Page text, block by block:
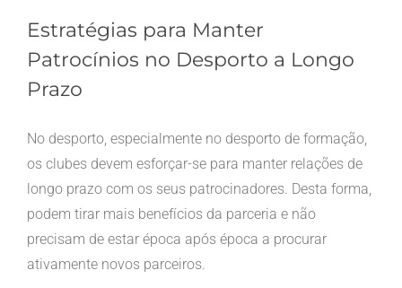
Estratégias para Manter
Patrocínios no Desporto a Longo
Prazo
No desporto, especialmente no desporto de formação,
os clubes devem esforçar-se para manter relações de
longo prazo com os seus patrocinadores. Desta forma,
podem tirar mais benefícios da parceria e não
precisam de estar época após época a procurar
ativamente novos parceiros.